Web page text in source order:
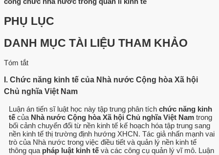
PHỤ LỤC
DANH MỤC TÀI LIỆU THAM KHẢO
Tóm tắt
I. Chức năng kinh tế của Nhà nước Cộng hòa Xã hội
Chủ nghĩa Việt Nam
Luận án tiến sĩ luật học này tập trung phân tích chức năng kinh
tế của Nhà nước Cộng hòa Xã hội Chủ nghĩa Việt Nam trong
bối cảnh chuyển đổi từ nền kinh tế kế hoạch hóa tập trung sang
nền kinh tế thị trường định hướng XHCN. Tác giả nhấn mạnh vai
trò của Nhà nước trong việc điều tiết và quản lý nền kinh tế
thông qua pháp luật kinh tế và các công cụ quản lý vĩ mô. Luận